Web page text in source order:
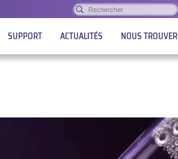
Rechercher :
OK
SUPPORT ACTUALITÉS NOUS TROUVER